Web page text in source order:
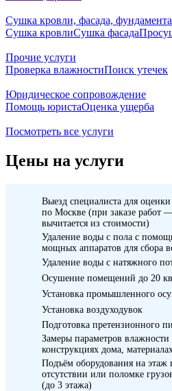
Сушка кровли, фасада, фундамента
Сушка кровлиСушка фасада
Прочие услуги
Проверка влажностиПоиск утечек
Юридическое сопровождение
Помощь юристаОценка ущерба
Посмотреть все услуги
Цены на услуги
Выезд специалиста для
по Москве (при заказе работ
вычитается из стоимости)
Удаление воды с пола с
мощных аппаратов для сбора
Удаление воды с натяжного
Осушение помещений до 20
Установка промышленного
Установка воздуходувок
Подготовка претензионного
Замеры параметров влажности
конструкциях дома,
Подъём оборудования на этаж
отсутствии или поломке
(до 3 этажа)